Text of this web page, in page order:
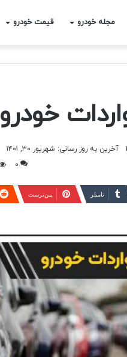
مجله خودرو قیمت خودرو
خودرو
آخرین به روز رسانی: شهریور ۳۰, ۱۴۰۱
۰
‫تامبلر ‫پین‌ترست